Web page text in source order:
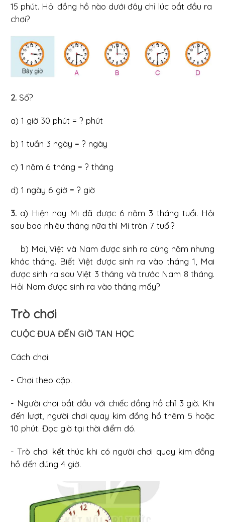
15 phút. Hỏi đồng hồ nào dưới đây chỉ lúc bắt đầu ra
chơi?
2. Số?
a) 1 giờ 30 phút = ? phút
b) 1 tuần 3 ngày = ? ngày
c) 1 năm 6 tháng = ? tháng
d) 1 ngày 6 giờ = ? giờ
3. a) Hiện nay Mi đã được 6 năm 3 tháng tuổi. Hỏi
sau bao nhiêu tháng nữa thì Mi tròn 7 tuổi?
b) Mai, Việt và Nam được sinh ra cùng năm nhưng
khác tháng. Biết Việt được sinh ra vào tháng 1, Mai
được sinh ra sau Việt 3 tháng và trước Nam 8 tháng.
Hỏi Nam được sinh ra vào tháng mấy?
Trò chơi
CUỘC ĐUA ĐẾN GIỜ TAN HỌC
Cách chơi:
- Chơi theo cặp.
- Người chơi bắt đầu với chiếc đồng hồ chỉ 3 giờ. Khi
đến lượt, người chơi quay kim đồng hồ thêm 5 hoặc
10 phút. Đọc giờ tại thời điểm đó.
- Trò chơi kết thúc khi có người chơi quay kim đồng
hồ đến đúng 4 giờ.